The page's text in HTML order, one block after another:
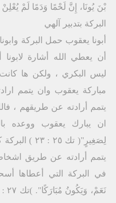
بْنَ يُونَا، إِنَّ لَحْمًا وَدَمًا لَمْ يُعْلِنْ لَكَ " (
البركة بتدبير آلهي
أبونا يعقوب حمل البركة
أن يعطي الله أشارة
ليس البكري ، ولكن ها كانت
مباركة يعقوب وان يتمم
يتمم أرادته عن طريقهم ،
ان يبارك يعقوب ووعده
لِصَغِيرٍ"( تك
يتمم أرادته عن طريق
في البركة التي أعطاها